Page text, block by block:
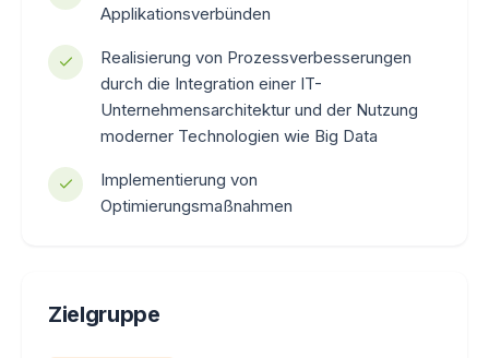
Applikationsverbünden
Realisierung von Prozessverbesserungen
durch die Integration einer IT-
Unternehmensarchitektur und der Nutzung
moderner Technologien wie Big Data
Implementierung von
Optimierungsmaßnahmen
Zielgruppe